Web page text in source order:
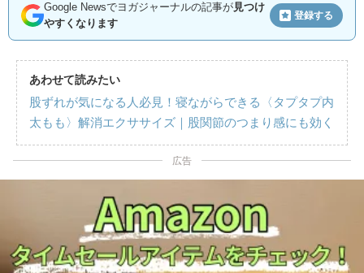
Google Newsでヨガジャーナルの記事が見つけ
やすくなります
登録する
あわせて読みたい
股ずれが気になる人必見！寝ながらできる〈タプタプ内
太もも〉解消エクササイズ｜股関節のつまり感にも効く
広告